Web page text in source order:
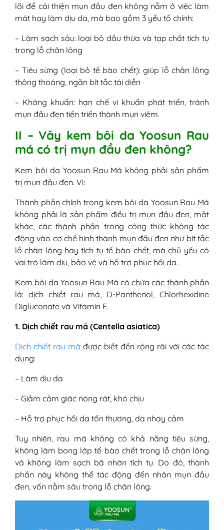
lõi để cải thiện mụn đầu đen không nằm ở việc làm
mát hay làm dịu da, mà bao gồm 3 yếu tố chính:
– Làm sạch sâu: loại bỏ dầu thừa và tạp chất tích tụ
trong lỗ chân lông
– Tiêu sừng (loại bỏ tế bào chết): giúp lỗ chân lông
thông thoáng, ngăn bít tắc tái diễn
– Kháng khuẩn: hạn chế vi khuẩn phát triển, tránh
mụn đầu đen tiến triển thành mụn viêm.
II – Vây kem bôi da Yoosun Rau
má có trị mụn đầu đen không?
Kem bôi da Yoosun Rau Má không phải sản phẩm
trị mụn đầu đen. Vì:
Thành phần chính trong kem bôi da Yoosun Rau Má
không phải là sản phẩm điều trị mụn đầu đen, mặt
khác, các thành phần trong công thức không tác
động vào cơ chế hình thành mụn đầu đen như bít tắc
lỗ chân lông hay tích tụ tế bào chết, mà chủ yếu có
vai trò làm dịu, bảo vệ và hỗ trợ phục hồi da.
Kem bôi da Yoosun Rau Má có chứa các thành phần
là: dịch chiết rau má, D-Panthenol, Chlorhexidine
Digluconate và Vitamin E.
1. Dịch chiết rau má (Centella asiatica)
Dịch chiết rau má được biết đến rộng rãi với các tác
dụng:
– Làm dịu da
– Giảm cảm giác nóng rát, khó chịu
– Hỗ trợ phục hồi da tổn thương, da nhạy cảm
Tuy nhiên, rau má không có khả năng tiêu sừng,
không làm bong lớp tế bào chết trong lỗ chân lông
và không làm sạch bã nhờn tích tụ. Do đó, thành
phần này không thể tác động đến nhân mụn đầu
đen, vốn nằm sâu trong lỗ chân lông.